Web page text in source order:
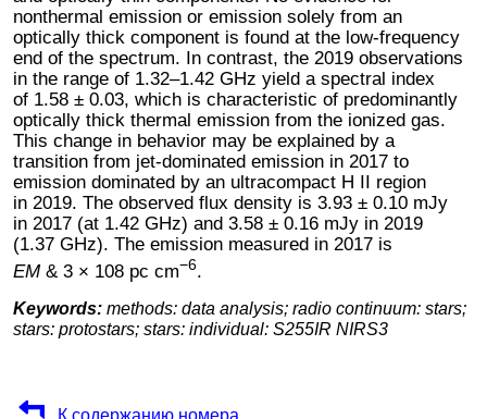
nonthermal emission or emission solely from an
optically thick component is found at the low-frequency
end of the spectrum. In contrast, the 2019 observations
in the range of 1.32–1.42 GHz yield a spectral index
of 1.58 ± 0.03, which is characteristic of predominantly
optically thick thermal emission from the ionized gas.
This change in behavior may be explained by a
transition from jet-dominated emission in 2017 to
emission dominated by an ultracompact H II region
in 2019. The observed flux density is 3.93 ± 0.10 mJy
in 2017 (at 1.42 GHz) and 3.58 ± 0.16 mJy in 2019
(1.37 GHz). The emission measured in 2017 is
EM& 3 × 108 pc cm−6.
Keywords: methods: data analysis; radio continuum: stars;
stars: protostars; stars: individual: S255IR NIRS3
К содержанию номера